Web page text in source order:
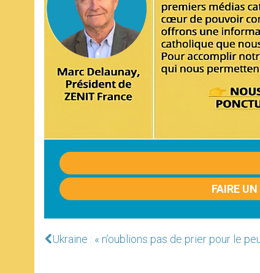
FAIRE
Ukraine : « n’oublions pas de prier pour le